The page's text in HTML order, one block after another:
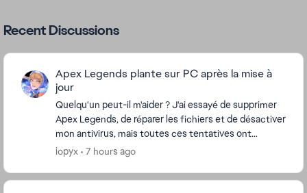
Recent Discussions
Apex Legends plante sur PC après la mise à
jour
Quelqu'un peut-il m'aider ? J'ai essayé de supprimer
Apex Legends, de réparer les fichiers et de désactiver
mon antivirus, mais toutes ces tentatives ont
échoué. Mon jeu plante juste après la cin...
iopyx 7 hours ago